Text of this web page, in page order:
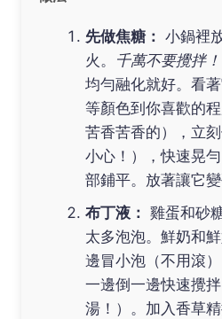
先做焦糖： 小鍋裡
火。
千萬不要攪拌！
均勻融化就好。看
等顏色到你喜歡的
苦香苦香的），立
小心！），快速晃
部鋪平。放著讓它變
布丁液： 雞蛋和砂
太多泡泡。鮮奶和
邊冒小泡（不用滾
一邊倒一邊快速攪
湯！）。加入香草精